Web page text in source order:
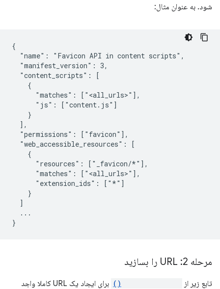
شود. به عنوان مثال:
{
  "name": "Favicon API in content scripts",
  "manifest_version": 3,
  "content_scripts": [
    {
      "matches": ["<all_urls>"],
      "js": ["content.js"]
    }
  ],
  "permissions": ["favicon"],
  "web_accessible_resources": [
    {
      "resources": ["_favicon/*"],
      "matches": ["<all_urls>"],
      "extension_ids": ["*"]
    }
  ]
  ...
مرحله 2: URL را بسازید
تابع زیر از
برای ایجاد یک URL کاملا واجد